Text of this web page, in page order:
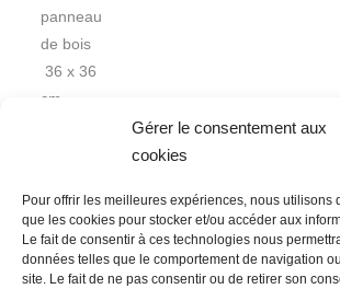
Gérer le consentement aux
cookies
Pour offrir les meilleures expériences, nous utilisons
que les cookies pour stocker et/ou accéder aux
Le fait de consentir à ces technologies nous
données telles que le comportement de navigation
site. Le fait de ne pas consentir ou de retirer son
panneau
de bois
36 x 36
cm
Nous contacter Conditions